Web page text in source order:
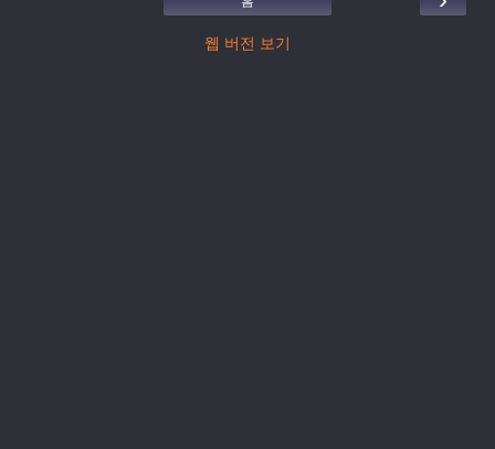
웹 버전 보기